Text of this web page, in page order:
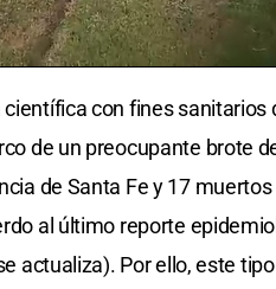
con fines sanitarios
de un preocupante brote
de Santa Fe y 17
al último reporte
actualiza). Por ello, este